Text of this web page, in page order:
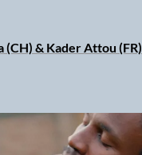
(CH) & Kader Attou (FR)